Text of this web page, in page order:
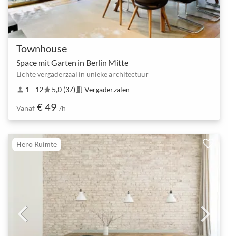
Townhouse
Space mit Garten in Berlin Mitte
Lichte vergaderzaal in unieke architectuur
person 1 - 12star5,0 (37) meeting_room Vergaderzalen
Vanaf € 49 /h
Hero Ruimte